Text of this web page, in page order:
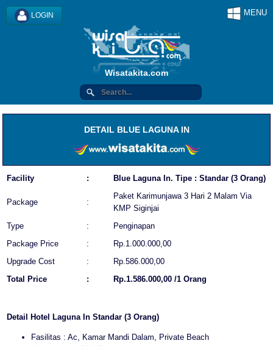
MENU
LOGIN
Wisatakita.com
DETAIL BLUE LAGUNA IN
Facility : Blue Laguna In. Tipe : Standar (3 Orang)
Package :
Paket Karimunjawa 3 Hari 2 Malam Via
KMP Siginjai
Type
:
Penginapan
Package Price
:
Rp.1.000.000,00
Upgrade Cost
:
Rp.586.000,00
Total Price
: Rp.1.586.000,00 /1 Orang
Detail Hotel Laguna In Standar (3 Orang)
Fasilitas : Ac, Kamar Mandi Dalam, Private Beach